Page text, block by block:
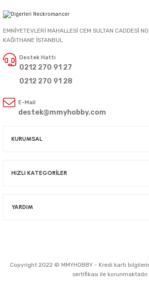
EMNİYETEVLERİ MAHALLESİ CEM SULTAN CADDESİ
KAĞITHANE İSTANBUL
Destek Hattı
0212 270 91 27
0212 270 91 28
E-Mail
destek@mmyhobby.com
KURUMSAL
HIZLI KATEGORİLER
YARDIM
Copyright 2022 © MMYHOBBY - Kredi kartı
sertifikası ile korunmaktadır.